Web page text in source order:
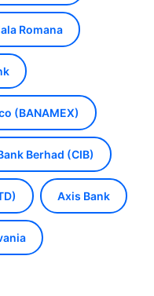
Romana
(BANAMEX)
Berhad (CIB)
Axis Bank